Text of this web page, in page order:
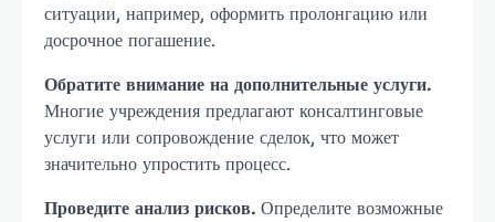
ситуации, например, оформить пролонгацию или
досрочное погашение.
Обратите внимание на дополнительные услуги.
Многие учреждения предлагают консалтинговые
услуги или сопровождение сделок, что может
значительно упростить процесс.
Проведите анализ рисков. Определите возможные